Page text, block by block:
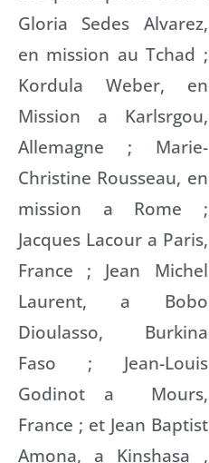
Gloria Sedes Alvarez,
en mission au Tchad ;
Kordula Weber, en
Mission a Karlsrgou,
Allemagne ; Marie-
Christine Rousseau, en
mission a Rome ;
Jacques Lacour a Paris,
France ; Jean Michel
Laurent, a Bobo
Dioulasso, Burkina
Faso ; Jean-Louis
Godinot a Mours,
France ; et Jean Baptist
Amona, a Kinshasa ,